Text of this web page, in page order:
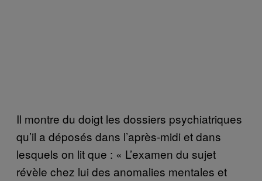
Il montre du doigt les dossiers psychiatriques
qu’il a déposés dans l’après-midi et dans
lesquels on lit que : « L’examen du sujet
révèle chez lui des anomalies mentales et